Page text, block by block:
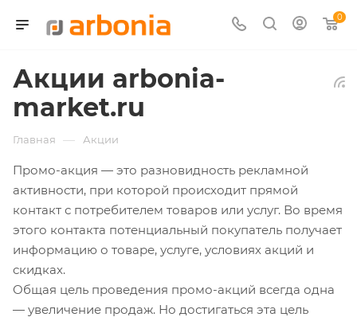
0
Акции arbonia-
market.ru
Главная — Акции
Промо-акция — это разновидность рекламной
активности, при которой происходит прямой
контакт с потребителем товаров или услуг. Во время
этого контакта потенциальный покупатель получает
информацию о товаре, услуге, условиях акций и
скидках.
Общая цель проведения промо-акций всегда одна
— увеличение продаж. Но достигаться эта цель